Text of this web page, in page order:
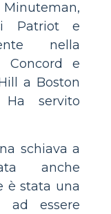
Patriot e
nella
Concord e
a Boston
servito
schiava a
anche
è stata una
ad essere